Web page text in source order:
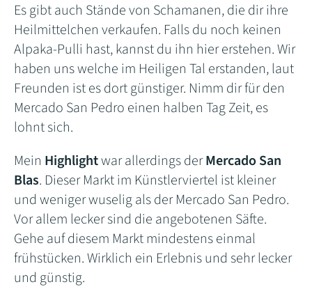
Es gibt auch Stände von Schamanen, die dir ihre
Heilmittelchen verkaufen. Falls du noch keinen
Alpaka-Pulli hast, kannst du ihn hier erstehen. Wir
haben uns welche im Heiligen Tal erstanden, laut
Freunden ist es dort günstiger. Nimm dir für den
Mercado San Pedro einen halben Tag Zeit, es
lohnt sich.
Mein Highlightwar allerdings derMercado San
Blas. Dieser Markt im Künstlerviertel ist kleiner
und weniger wuselig als der Mercado San Pedro.
Vor allem lecker sind die angebotenen Säfte.
Gehe auf diesem Markt mindestens einmal
frühstücken. Wirklich ein Erlebnis und sehr lecker
und günstig.